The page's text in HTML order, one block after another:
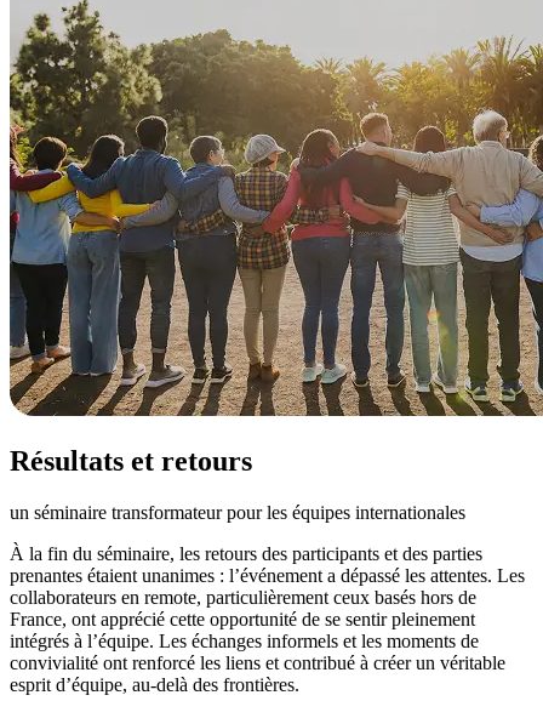
Résultats et retours
un séminaire transformateur pour les équipes internationales
À la fin du séminaire, les retours des participants et des parties
prenantes étaient unanimes : l’événement a dépassé les attentes. Les
collaborateurs en remote, particulièrement ceux basés hors de
France, ont apprécié cette opportunité de se sentir pleinement
intégrés à l’équipe. Les échanges informels et les moments de
convivialité ont renforcé les liens et contribué à créer un véritable
esprit d’équipe, au-delà des frontières.